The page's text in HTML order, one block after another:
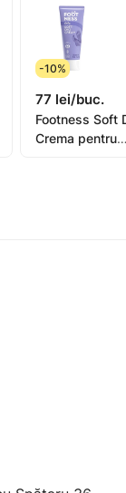
aceea •
-10%
77 lei/buc.
Footness Soft
Crema pentru